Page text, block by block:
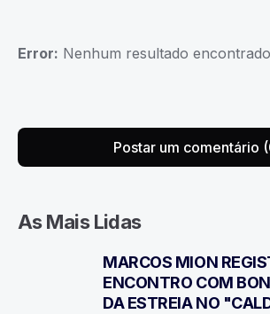
Error: Nenhum resultado encontrado
Postar um comentário
As Mais Lidas
MARCOS MION
ENCONTRO COM
DA ESTREIA NO